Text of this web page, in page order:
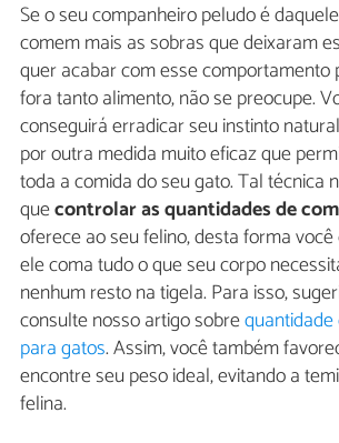
Se o seu companheiro peludo é
comem mais as sobras que deixaram
quer acabar com esse comportamento
fora tanto alimento, não se preocupe.
conseguirá erradicar seu instinto
por outra medida muito eficaz que
toda a comida do seu gato. Tal técnica
quecontrolar as quantidades de
oferece ao seu felino, desta forma
ele coma tudo o que seu corpo
nenhum resto na tigela. Para isso,
consulte nosso artigo sobre
para gatos. Assim, você também
encontre seu peso ideal, evitando a
felina.